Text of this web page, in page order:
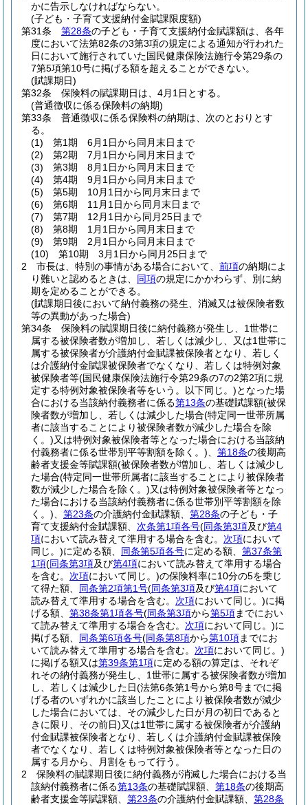
かに告示しなければならない。
(子ども・子育て支援納付金賦課限度額)
第31条
第28条の子ども・子育て支援納付金賦課額は、各年
度において法第82条の3第3項の規定による通知が行われた
日において施行されていた国民健康保険法施行令第29条の
7第5項第10号に掲げる額を超えることができない。
(賦課期日)
第32条
保険料の賦課期日は、4月1日とする。
(普通徴収に係る保険料の納期)
第33条
普通徴収に係る保険料の納期は、次のとおりとす
る。
(1)
第1期 6月1日から同月末日まで
(2)
第2期 7月1日から同月末日まで
(3)
第3期 8月1日から同月末日まで
(4)
第4期 9月1日から同月末日まで
(5)
第5期 10月1日から同月末日まで
(6)
第6期 11月1日から同月末日まで
(7)
第7期 12月1日から同月25日まで
(8)
第8期 1月1日から同月末日まで
(9)
第9期 2月1日から同月末日まで
(10)
第10期 3月1日から同月25日まで
2
市長は、特別の事情がある場合において、 前項の納期によ
り難いと認めるときは、 同項の規定にかかわらず、別に納
期を定めることができる。
(賦課期日後において納付義務の発生、消滅又は被保険者数
等の異動があった場合)
第34条
保険料の賦課期日後に納付義務が発生し、1世帯に
属する被保険者数が増加し、若しくは減少し、又は1世帯に
属する被保険者が介護納付金賦課被保険者となり、若しく
は介護納付金賦課被保険者でなくなり、若しくは特例対象
被保険者等(国民健康保険法施行令第29条の7の2第2項に規
定する特例対象被保険者等をいう。以下同じ。)となった場
合における当該納付義務者に係る第13条の基礎賦課額(被保
険者数が増加し、若しくは減少した場合(特定同一世帯所属
者に該当することにより被保険者数が減少した場合を除
く。)又は特例対象被保険者等となった場合における当該納
付義務者に係る世帯別平等割額を除く。)
第18条の後期高
齢者支援金等賦課額(被保険者数が増加し、若しくは減少し
た場合(特定同一世帯所属者に該当することにより被保険者
数が減少した場合を除く。)又は特例対象被保険者等となっ
た場合における当該納付義務者に係る世帯別平等割額を除
く。)
第23条の介護納付金賦課額、 第28条の子ども・子
育て支援納付金賦課額、 次条第1項各号(同条第3項及び第4
項において読み替えて準用する場合を含む。 次項において
同じ。)に定める額、 同条第5項各号に定める額、 第37条第
1項(同条第3項及び第4項において読み替えて準用する場合
を含む。 次項において同じ。)の保険料率に10分の5を乗じ
て得た額、 同条第2項第1号(同条第3項及び第4項において
読み替えて準用する場合を含む。 次項において同じ。)に掲
げる額、 第38条第1項各号(同条第3項から第5項までにおい
て読み替えて準用する場合を含む。 次項において同じ。)に
掲げる額、 同条第6項各号(同条第8項から第10項までにお
いて読み替えて準用する場合を含む。 次項において同じ。)
に掲げる額又は第39条第1項に定める額の算定は、それぞ
れその納付義務が発生し、1世帯に属する被保険者数が増加
し、若しくは減少した日(法第6条第1号から第8号までに掲
げる者のいずれかに該当したことにより被保険者数が減少
した場合においては、その減少した日が月の初日であると
きに限り、その前日)又は1世帯に属する被保険者が介護納
付金賦課被保険者となり、若しくは介護納付金賦課被保険
者でなくなり、若しくは特例対象被保険者等となった日の
属する月から、月割をもって行う。
2
保険料の賦課期日後に納付義務が消滅した場合における当
該納付義務者に係る第13条の基礎賦課額、 第18条の後期高
齢者支援金等賦課額、 第23条の介護納付金賦課額、 第28条